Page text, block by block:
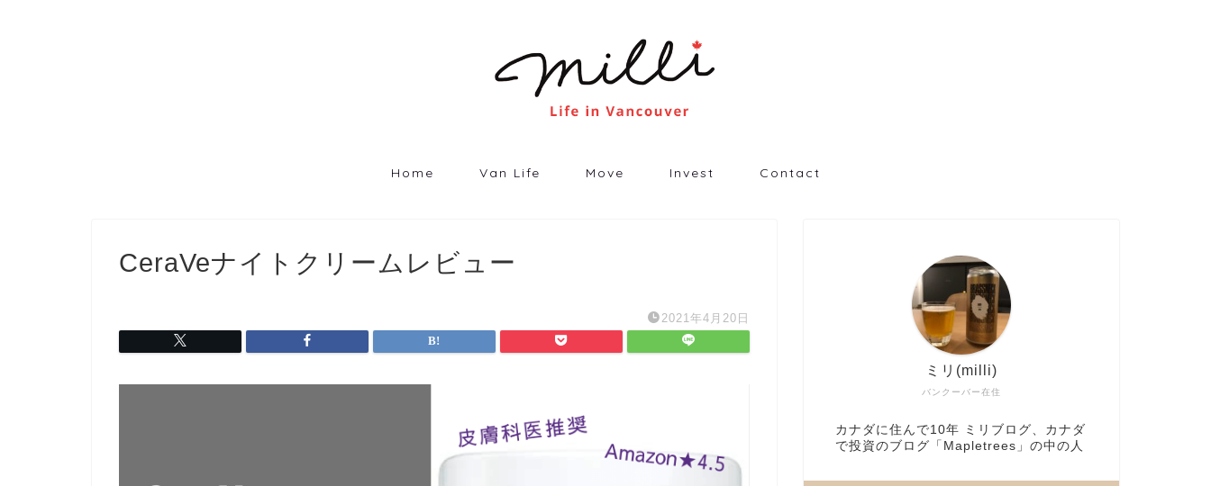
Home Van Life Move Invest Contact
CeraVeナイトクリームレビュー
2021年4月20日
バンクーバー在住
ミリ(milli)
カナダに住んで10年 ミリブログ、カナダ
で投資のブログ「Mapletrees」の中の人